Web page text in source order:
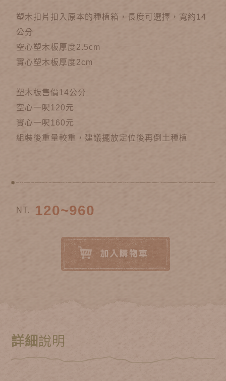
塑木扣片扣入原本的種植箱，長度可選擇，寬約14
公分
空心塑木板厚度2.5cm
實心塑木板厚度2cm
塑木板售價14公分
空心一呎120元
實心一呎160元
組裝後重量較重，建議擺放定位後再倒土種植
NT. 120~960
詳細說明